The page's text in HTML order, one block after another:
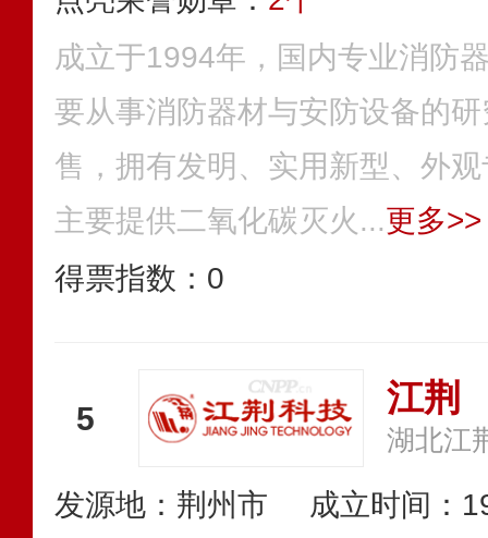
成立于1994年，国内专业消防
要从事消防器材与安防设备的
售，拥有发明、实用新型、外
主要提供二氧化碳灭火...更多>>
得票指数： 0
5 江荆
发源地：荆州市
成立时间：